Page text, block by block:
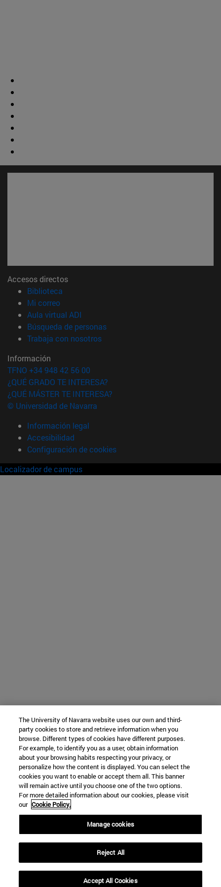
Accesos directos
Biblioteca
Mi correo(abre en nueva ventana)
Aula virtual ADI
Búsqueda de personas(abre en nueva ventana)
Trabaja con nosotros(abre en nueva ventana)
Información
TFNO +34 948 42 56 00
¿QUÉ GRADO TE INTERESA?
¿QUÉ MÁSTER TE INTERESA?
© Universidad de Navarra
Información legal
Accesibilidad
Configuración de cookies
Localizador de campus
The University of Navarra website uses our own and third-
party cookies to store and retrieve information when you
browse. Different types of cookies have different purposes.
For example, to identify you as a user, obtain information
about your browsing habits respecting your privacy, or
personalize how the content is displayed. You can select the
cookies you want to enable or accept them all. This banner
will remain active until you choose one of the two options.
For more detailed information about our cookies, please visit
our Cookie Policy.
Manage cookies
Reject All
Accept All Cookies